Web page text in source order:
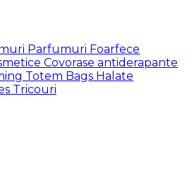
Parfumuri Foarfece
Covorase antiderapante
Totem Bags Halate
Tricouri